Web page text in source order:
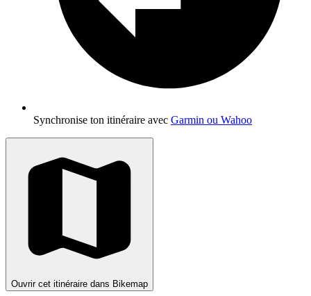
Synchronise ton itinéraire avec Garmin ou Wahoo
Ouvrir cet itinéraire dans Bikemap